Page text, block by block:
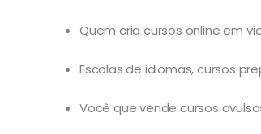
Quem cria cursos online em
Escolas de idiomas, cursos
Você que vende cursos